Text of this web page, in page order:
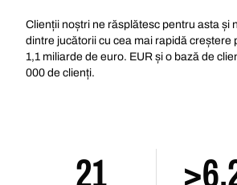
Clienții noștri ne răsplătesc pentru asta și
dintre jucătorii cu cea mai rapidă creștere
1,1 miliarde de euro. EUR și o bază de
000 de clienți.
21